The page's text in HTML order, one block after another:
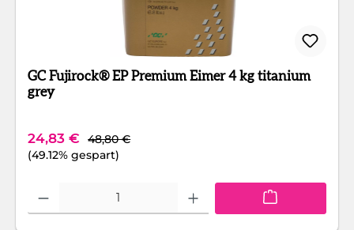
GC Fujirock® EP Premium Eimer 4 kg titanium
grey
Verkaufspreis:
24,83 € Regulärer Preis:
48,80 €
(49.12% gespart)
Produkt Anzahl: Gib den gewünschten Wert ein oder benutze die